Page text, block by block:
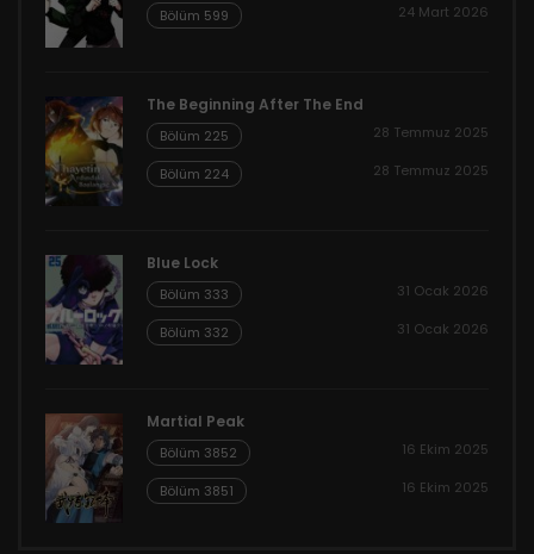
Bölüm 599 24 Mart 2026
The Beginning After The End
Bölüm 225 28 Temmuz 2025
Bölüm 224 28 Temmuz 2025
Blue Lock
Bölüm 333 31 Ocak 2026
Bölüm 332 31 Ocak 2026
Martial Peak
Bölüm 3852 16 Ekim 2025
Bölüm 3851 16 Ekim 2025